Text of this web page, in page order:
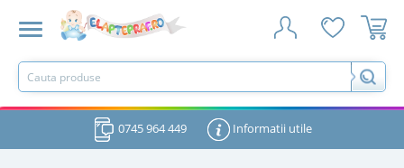
0745 964 449 Informatii utile